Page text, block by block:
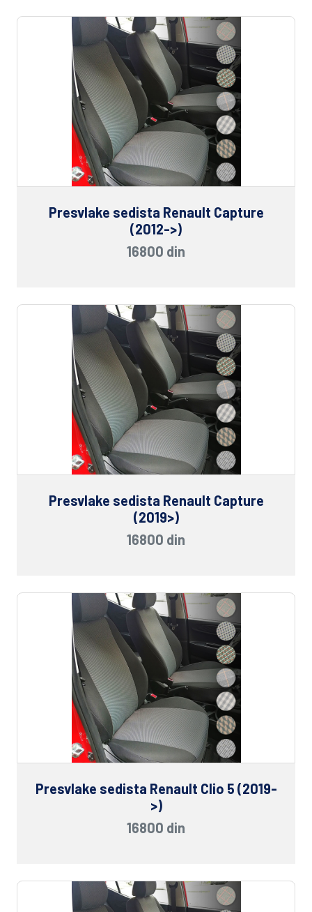
Presvlake sedista Renault Capture
(2012->)
16800 din
Presvlake sedista Renault Capture
(2019>)
16800 din
Presvlake sedista Renault Clio 5 (2019-
>)
16800 din